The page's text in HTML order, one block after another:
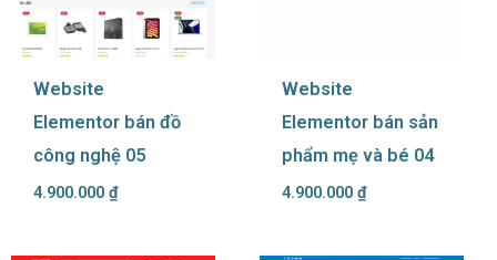
Website
Elementor bán đồ
công nghệ 05
4.900.000 ₫
Website
Elementor bán sản
phẩm mẹ và bé 04
4.900.000 ₫